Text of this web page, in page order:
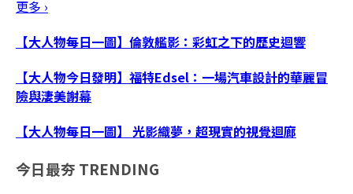
更多 ›
【大人物每日一圖】倫敦艦影：彩虹之下的歷史迴響
【大人物今日發明】福特Edsel：一場汽車設計的華麗冒
險與淒美謝幕
【大人物每日一圖】 光影織夢，超現實的視覺迴廊
今日最夯 TRENDING